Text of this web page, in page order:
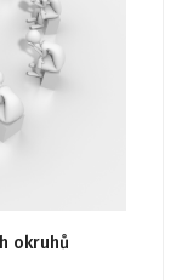
okruhů